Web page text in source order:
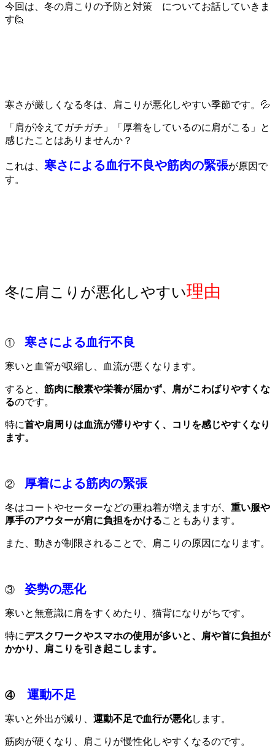
今回は、冬の肩こりの予防と対策 についてお話していきま
す🙋
寒さが厳しくなる冬は、肩こりが悪化しやすい季節です。💦
「肩が冷えてガチガチ」「厚着をしているのに肩がこる」と
感じたことはありませんか？
これは、 寒さによる血行不良や筋肉の緊張が原因で
す。
冬に肩こりが悪化しやすい理由
① 寒さによる血行不良
寒いと血管が収縮し、血流が悪くなります。
すると、 筋肉に酸素や栄養が届かず、肩がこわばりやすくな
るのです。
特に首や肩周りは血流が滞りやすく、コリを感じやすくなり
ます。
② 厚着による筋肉の緊張
冬はコートやセーターなどの重ね着が増えますが、 重い服や
厚手のアウターが肩に負担をかけることもあります。
また、動きが制限されることで、肩こりの原因になります。
③ 姿勢の悪化
寒いと無意識に肩をすくめたり、猫背になりがちです。
特にデスクワークやスマホの使用が多いと、肩や首に負担が
かかり、肩こりを引き起こします。
④運動不足
寒いと外出が減り、 運動不足で血行が悪化します。
筋肉が硬くなり、肩こりが慢性化しやすくなるのです。